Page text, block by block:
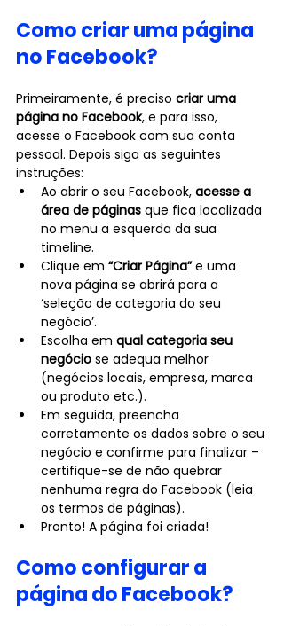
Como criar uma página
no Facebook?
Primeiramente, é preciso criar uma
página no Facebook, e para isso,
acesse o Facebook com sua conta
pessoal. Depois siga as seguintes
instruções:
Ao abrir o seu Facebook, acesse a
área de páginas que fica localizada
no menu a esquerda da sua
timeline.
Clique em “Criar Página” e uma
nova página se abrirá para a
‘seleção de categoria do seu
negócio’.
Escolha em qual categoria seu
negócio se adequa melhor
(negócios locais, empresa, marca
ou produto etc.).
Em seguida, preencha
corretamente os dados sobre o seu
negócio e confirme para finalizar –
certifique-se de não quebrar
nenhuma regra do Facebook (leia
os termos de páginas).
Pronto! A página foi criada!
Como configurar a
página do Facebook?